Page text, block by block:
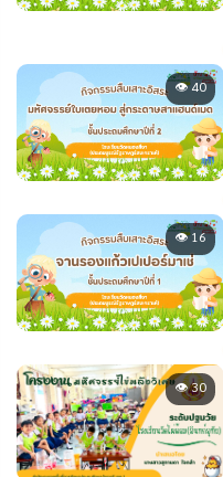
👁 40
👁 16
👁 30